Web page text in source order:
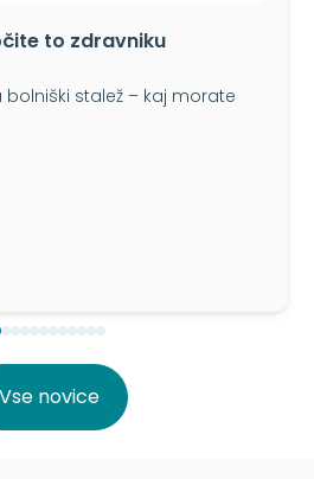
to zdravniku
bolniški stalež – kaj morate
Vse novice